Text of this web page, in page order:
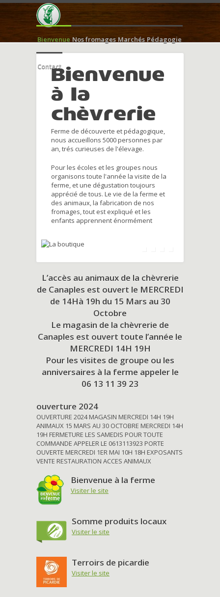
Bienvenue Nos fromages Marchés Pédagogie
ContactBienvenue
à la
chèvrerie
Ferme de découverte et pédagogique,
nous accueillons 5000 personnes par
an, trés curieuses de l'élevage.
Pour les écoles et les groupes nous
organisons toute l'année la visite de la
ferme, et une dégustation toujours
apprécié de tous. Le vie de la ferme et
des animaux, la fabrication de nos
fromages, tout est expliqué et les
enfants apprennent énormément
L’accès au animaux de la chèvrerie
de Canaples est ouvert le MERCREDI
de 14Hà 19h du 15 Mars au 30
Octobre
Le magasin de la chèvrerie de
Canaples est ouvert toute l’année le
MERCREDI 14H 19H
Pour les visites de groupe ou les
anniversaires à la ferme appeler le
06 13 11 39 23
ouverture 2024
OUVERTURE 2024 MAGASIN MERCREDI 14H 19H
ANIMAUX 15 MARS AU 30 OCTOBRE MERCREDI 14H
19H FERMETURE LES SAMEDIS POUR TOUTE
COMMANDE APPELER LE 0613113923 PORTE
OUVERTE MERCREDI 1ER MAI 10H 18H EXPOSANTS
VENTE RESTAURATION ACCES ANIMAUX
Bienvenue à la ferme
Visiter le site
Somme produits locaux
Visiter le site
Terroirs de picardie
Visiter le site